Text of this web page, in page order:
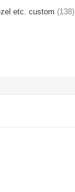
etc. custom (138)